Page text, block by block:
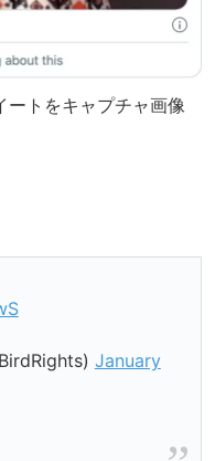
ートをキャプチャ画像
January